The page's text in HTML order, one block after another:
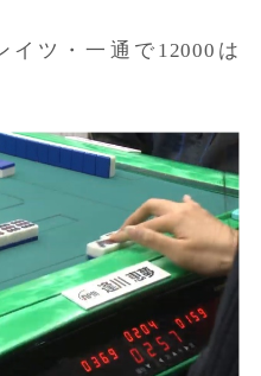
ツ・一通で12000は